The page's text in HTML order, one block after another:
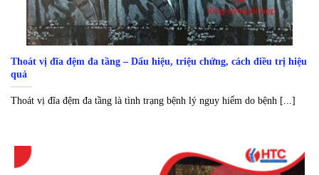
Thoát vị đĩa đệm đa tầng – Dấu hiệu, triệu chứng, cách điều trị hiệu
quả
Thoát vị đĩa đệm đa tầng là tình trạng bệnh lý nguy hiểm do bệnh [...]